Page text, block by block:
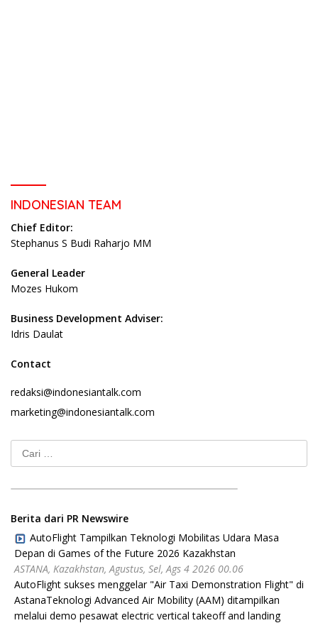
INDONESIAN TEAM
Chief Editor:
Stephanus S Budi Raharjo MM
General Leader
Mozes Hukom
Business Development Adviser:
Idris Daulat
Contact
redaksi@indonesiantalk.com
marketing@indonesiantalk.com
Cari
untuk:
Berita dari PR Newswire
AutoFlight Tampilkan Teknologi Mobilitas Udara Masa
Depan di Games of the Future 2026 Kazakhstan
ASTANA, Kazakhstan, Agustus, Sel, Ags 4 2026 00.06
AutoFlight sukses menggelar "Air Taxi Demonstration Flight" di
AstanaTeknologi Advanced Air Mobility (AAM) ditampilkan
melalui demo pesawat electric vertical takeoff and landing